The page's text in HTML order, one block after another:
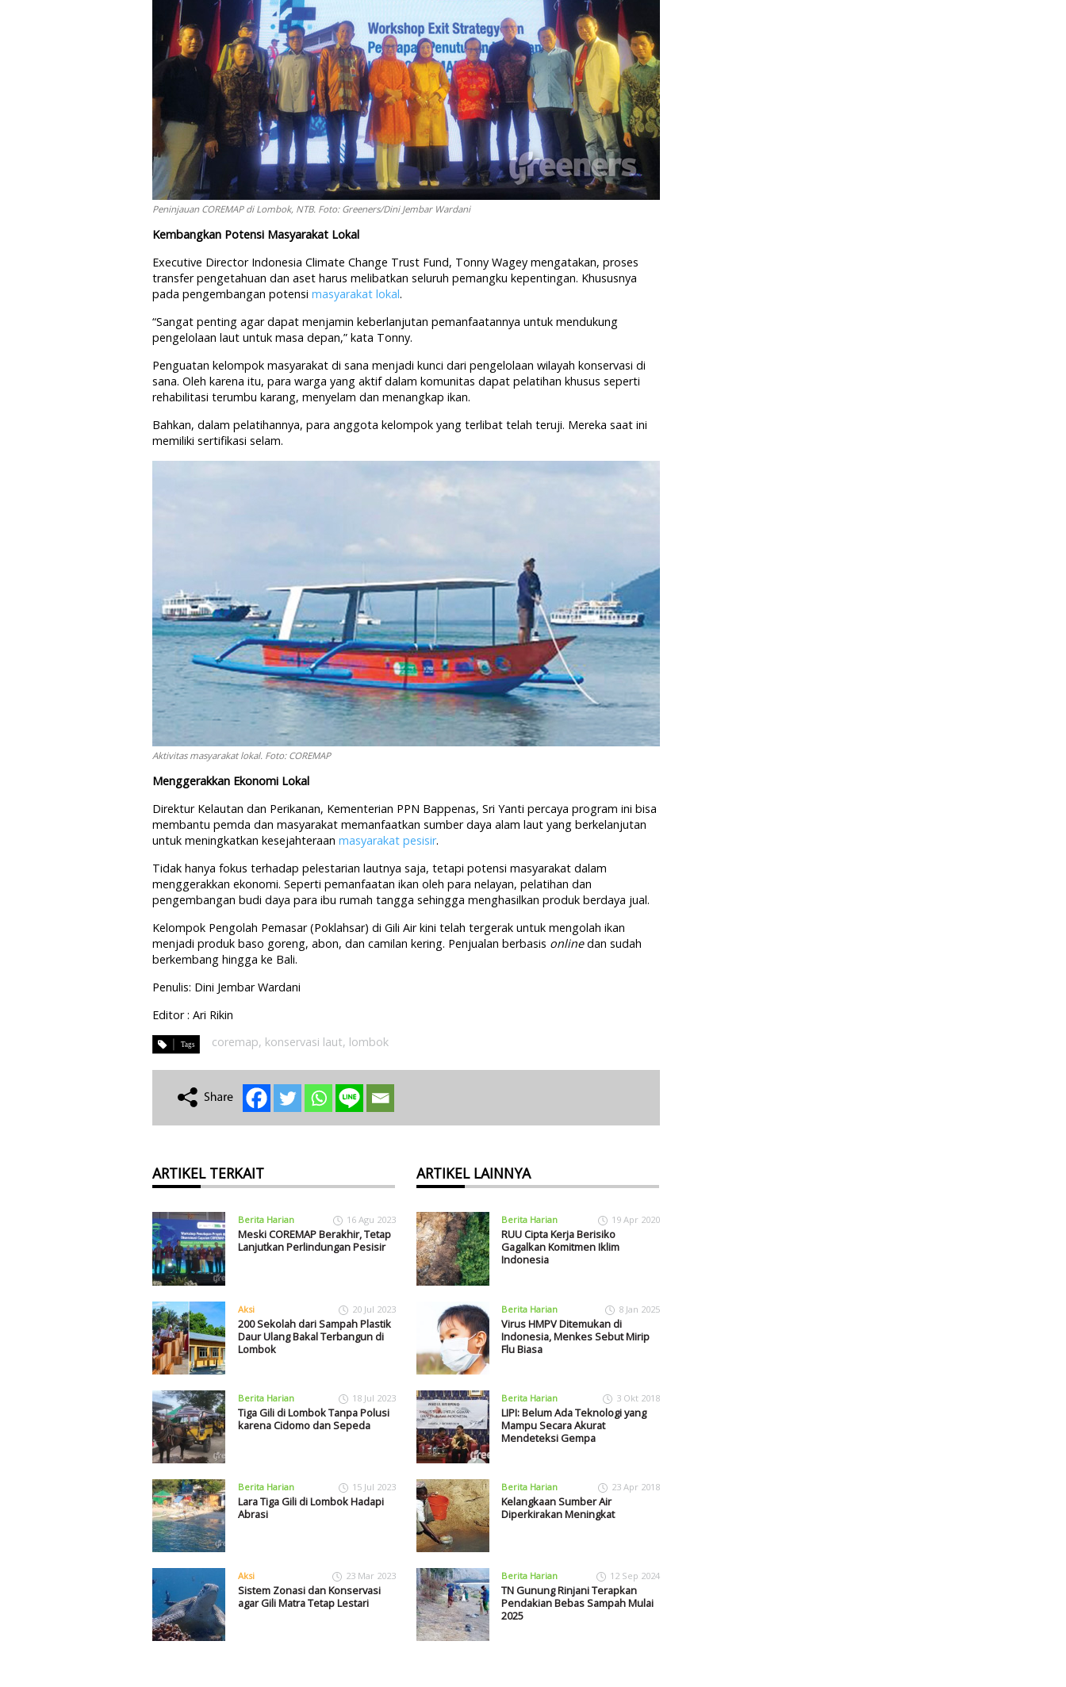
Peninjauan COREMAP di Lombok, NTB. Foto: Greeners/Dini Jembar Wardani
Kembangkan Potensi Masyarakat Lokal
Executive Director Indonesia Climate Change Trust Fund, Tonny Wagey mengatakan, proses
transfer pengetahuan dan aset harus melibatkan seluruh pemangku kepentingan. Khususnya
pada pengembangan potensi masyarakat lokal.
“Sangat penting agar dapat menjamin keberlanjutan pemanfaatannya untuk mendukung
pengelolaan laut untuk masa depan,” kata Tonny.
Penguatan kelompok masyarakat di sana menjadi kunci dari pengelolaan wilayah konservasi di
sana. Oleh karena itu, para warga yang aktif dalam komunitas dapat pelatihan khusus seperti
rehabilitasi terumbu karang, menyelam dan menangkap ikan.
Bahkan, dalam pelatihannya, para anggota kelompok yang terlibat telah teruji. Mereka saat ini
memiliki sertifikasi selam.
Aktivitas masyarakat lokal. Foto: COREMAP
Menggerakkan Ekonomi Lokal
Direktur Kelautan dan Perikanan, Kementerian PPN Bappenas, Sri Yanti percaya program ini bisa
membantu pemda dan masyarakat memanfaatkan sumber daya alam laut yang berkelanjutan
untuk meningkatkan kesejahteraan masyarakat pesisir.
Tidak hanya fokus terhadap pelestarian lautnya saja, tetapi potensi masyarakat dalam
menggerakkan ekonomi. Seperti pemanfaatan ikan oleh para nelayan, pelatihan dan
pengembangan budi daya para ibu rumah tangga sehingga menghasilkan produk berdaya jual.
Kelompok Pengolah Pemasar (Poklahsar) di Gili Air kini telah tergerak untuk mengolah ikan
menjadi produk baso goreng, abon, dan camilan kering. Penjualan berbasis onlinedan sudah
berkembang hingga ke Bali.
Penulis: Dini Jembar Wardani
Editor : Ari Rikin
coremap, konservasi laut, lombok
ARTIKEL TERKAIT
Berita Harian 16 Agu 2023
Meski COREMAP Berakhir, Tetap
Lanjutkan Perlindungan Pesisir
Aksi 20 Jul 2023
200 Sekolah dari Sampah Plastik
Daur Ulang Bakal Terbangun di
Lombok
Berita Harian 18 Jul 2023
Tiga Gili di Lombok Tanpa Polusi
karena Cidomo dan Sepeda
Berita Harian 15 Jul 2023
Lara Tiga Gili di Lombok Hadapi
Abrasi
Aksi 23 Mar 2023
Sistem Zonasi dan Konservasi
agar Gili Matra Tetap Lestari
ARTIKEL LAINNYA
Berita Harian 19 Apr 2020
RUU Cipta Kerja Berisiko
Gagalkan Komitmen Iklim
Indonesia
Berita Harian 8 Jan 2025
Virus HMPV Ditemukan di
Indonesia, Menkes Sebut Mirip
Flu Biasa
Berita Harian 3 Okt 2018
LIPI: Belum Ada Teknologi yang
Mampu Secara Akurat
Mendeteksi Gempa
Berita Harian 23 Apr 2018
Kelangkaan Sumber Air
Diperkirakan Meningkat
Berita Harian 12 Sep 2024
TN Gunung Rinjani Terapkan
Pendakian Bebas Sampah Mulai
2025